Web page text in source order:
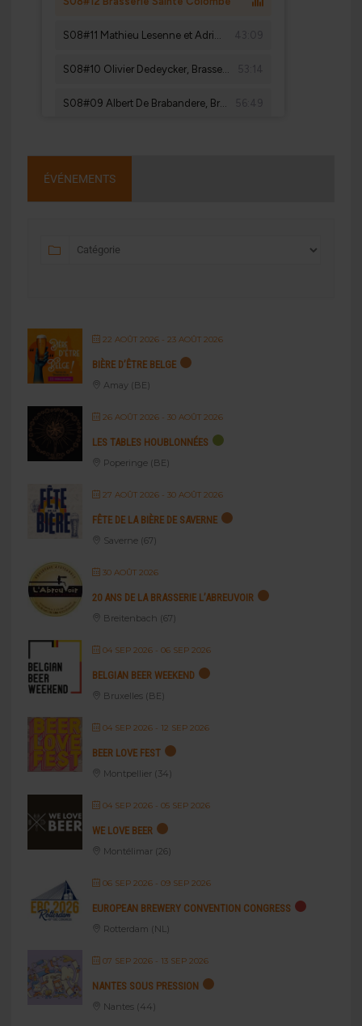
ÉVÉNEMENTS
22 AOÛT 2026- 23 AOÛT 2026
BIÈRE D’ÊTRE BELGE
Amay (BE)
26 AOÛT 2026- 30 AOÛT 2026
LES TABLES HOUBLONNÉES
Poperinge (BE)
27 AOÛT 2026- 30 AOÛT 2026
FÊTE DE LA BIÈRE DE SAVERNE
Saverne (67)
30 AOÛT 2026
20 ANS DE LA BRASSERIE L’ABREUVOIR
Breitenbach (67)
04 SEP 2026- 06 SEP 2026
BELGIAN BEER WEEKEND
Bruxelles (BE)
04 SEP 2026- 12 SEP 2026
BEER LOVE FEST
Montpellier (34)
04 SEP 2026- 05 SEP 2026
WE LOVE BEER
Montélimar (26)
06 SEP 2026- 09 SEP 2026
EUROPEAN BREWERY CONVENTION CONGRESS
Rotterdam (NL)
07 SEP 2026- 13 SEP 2026
NANTES SOUS PRESSION
Nantes (44)